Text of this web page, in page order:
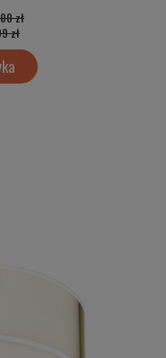
zł
zł